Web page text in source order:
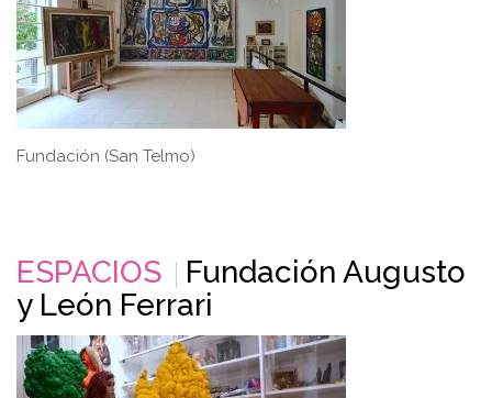
Fundación (San Telmo)
ESPACIOS
Fundación Augusto
y León Ferrari